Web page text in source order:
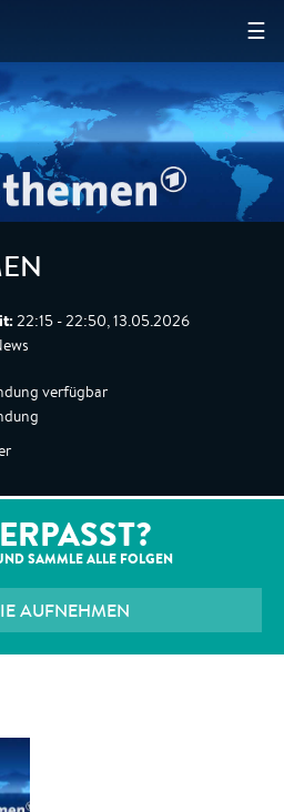
☰
22:15 - 22:50, 13.05.2026
verfügbar
SAMMLE ALLE FOLGEN
AUFNEHMEN